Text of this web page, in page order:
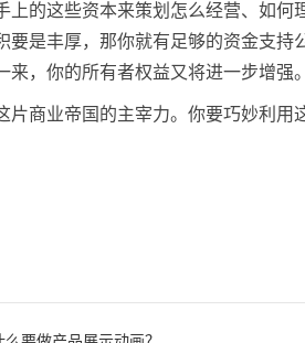
的这些资本来策划怎么经营、如何
是丰厚，那你就有足够的资金支持
，你的所有者权益又将进一步增强。
商业帝国的主宰力。你要巧妙利用